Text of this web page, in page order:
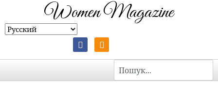
Women Magazine
Пошук